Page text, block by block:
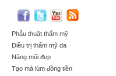
Phẫu thuật thẩm mỹ
Điều trị thẩm mỹ da
Nâng mũi đẹp
Tạo mà lúm đồng tiền